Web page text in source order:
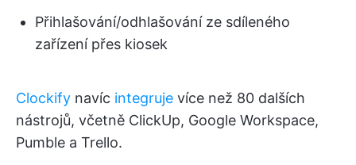
Přihlašování/odhlašování ze sdíleného
zařízení přes kiosek
Clockify navíc integruje více než 80 dalších
nástrojů, včetně ClickUp, Google Workspace,
Pumble a Trello.